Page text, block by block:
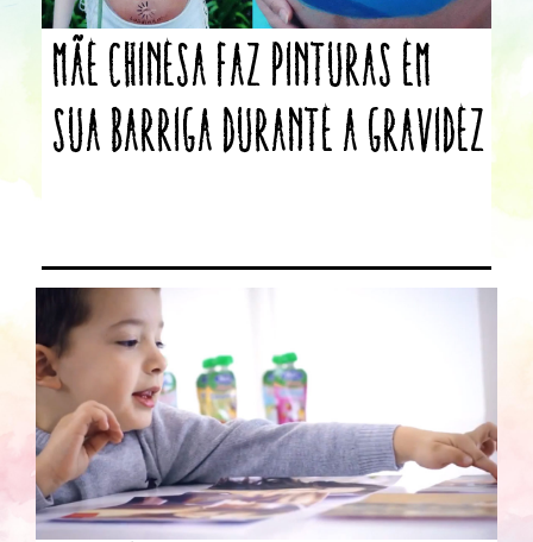
Mãe chinesa faz pinturas em
sua barriga durante a gravidez